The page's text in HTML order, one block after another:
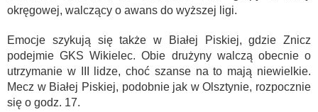
okręgowej, walczący o awans do wyższej ligi.
Emocje szykują się także w Białej Piskiej, gdzie Znicz
podejmie GKS Wikielec. Obie drużyny walczą obecnie o
utrzymanie w III lidze, choć szanse na to mają niewielkie.
Mecz w Białej Piskiej, podobnie jak w Olsztynie, rozpocznie
się o godz. 17.